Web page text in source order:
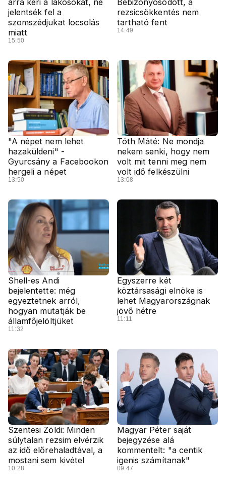
arra kéri a lakosokat, ne
jelentsék fel a
szomszédjukat locsolás
miatt
15:50
Bebizonyosodott, a
rezsicsökkentés nem
tartható fent
14:49
"A népet nem lehet
hazaküldeni" -
Gyurcsány a Facebookon
hergeli a népet
13:50
Tóth Máté: Ne mondja
nekem senki, hogy nem
volt mit tenni meg nem
volt idő felkészülni
13:08
Shell-es Andi
bejelentette: még
egyeztetnek arról,
hogyan mutatják be
államfőjelöltjüket
11:32
Egyszerre két
köztársasági elnöke is
lehet Magyarországnak
jövő hétre
11:11
Szentesi Zöldi: Minden
súlytalan rezsim elvérzik
az idő előrehaladtával, a
mostani sem kivétel
10:28
Magyar Péter saját
bejegyzése alá
kommentelt: "a centik
igenis számítanak"
09:47